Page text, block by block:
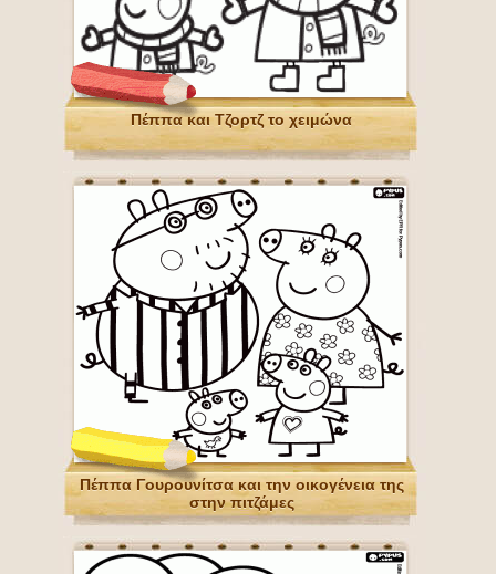
Πέππα και Τζορτζ το χειμώνα
Πέππα Γουρουνίτσα και την οικογένεια της
στην πιτζάμες